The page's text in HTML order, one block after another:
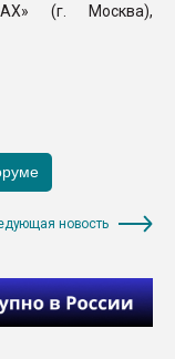
(г. Москва),
новость